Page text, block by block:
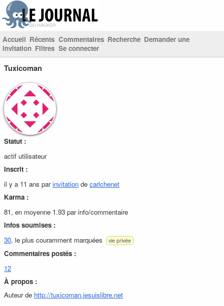
Accueil Récents Commentaires Recherche Demander une
invitation Filtres Se connecter
Tuxicoman
Statut :
actif utilisateur
Inscrit :
il y a 11 ans parinvitation de carlchenet
Karma :
81, en moyenne 1.93 par info/commentaire
Infos soumises :
30, le plus couramment marquées vie privée
Commentaires postés :
12
À propos :
Auteur de http://tuxicoman.jesuislibre.net